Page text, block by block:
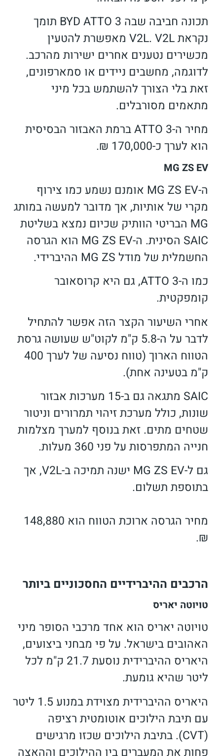
תכונה חביבה שבה BYD ATTO 3 תומך
נקראת V2L. V2L מאפשרת להטעין
מכשירים נטענים אחרים ישירות מהרכב.
לדוגמה, מחשבים ניידים או סמארפונים,
זאת בלי הצורך להשתמש בכל מיני
מתאמים מסורבלים.
מחיר ה-ATTO 3 ברמת האבזור הבסיסית
הוא לערך כ-170,000 ₪.
MG ZS EV
ה-MG ZS EV אומנם נשמע כמו צירוף
מקרי של אותיות, אך מדובר למעשה במותג
MG הבריטי הוותיק שכיום נמצא בשליטת
SAIC הסינית. ה-MG ZS EV הוא הגרסה
החשמלית של מודל MG ZS ההיברידי.
כמו ה-ATTO 3, גם היא קרוסאובר
קומפקטית.
אחרי השיעור הקצר הזה אפשר להתחיל
לדבר על ה-5.8 ק"מ לקוט"ש שעושה גרסת
הטווח הארוך (טווח נסיעה של לערך 400
ק"מ בטעינה אחת).
SAIC מתגאה גם ב-15 מערכות אבזור
שונות, כולל מערכת זיהוי תמרורים וניטור
שטחים מתים. זאת בנוסף למערך מצלמות
חנייה המתפרסות על פני 360 מעלות.
גם ל-MG ZS EV ישנה תמיכה ב-V2L, אך
בתוספת תשלום.
מחיר הגרסה ארוכת הטווח הוא 148,880
₪.
הרכבים ההיברידיים החסכוניים ביותר
טויוטה יאריס
טויוטה יאריס הוא אחד מרכבי הסופר מיני
האהובים בישראל. על פי מבחני ביצועים,
היאריס ההיברידית נוסעת 21.7 ק"מ לכל
ליטר שהיא גומעת.
היאריס ההיברידית מצוידת במנוע 1.5 ליטר
עם תיבת הילוכים אוטומטית רציפה
(CVT). בתיבת הילוכים שכזו מרגישים
פחות את המעברים בין ההילוכים וההאצה